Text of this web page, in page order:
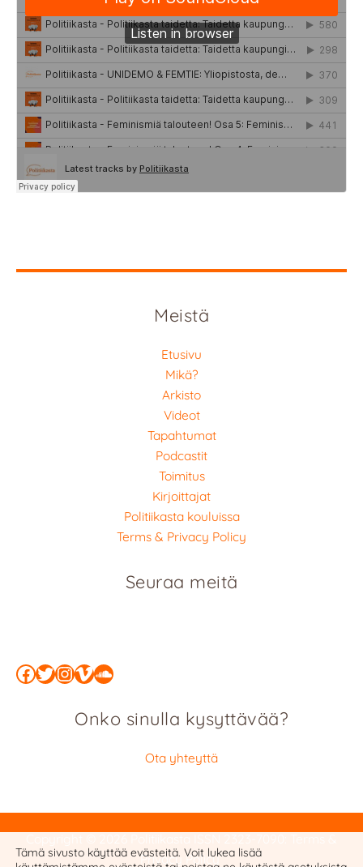
Meistä
Etusivu
Mikä?
Arkisto
Videot
Tapahtumat
Podcastit
Toimitus
Kirjoittajat
Politiikasta kouluissa
Terms & Privacy Policy
Seuraa meitä
Facebook
Twitter
Instagram
Vimeo
SoundCloud
Onko sinulla kysyttävää?
Ota yhteyttä
Privacy Policy
Tämä sivusto käyttää evästeitä. Voit lukea lisää